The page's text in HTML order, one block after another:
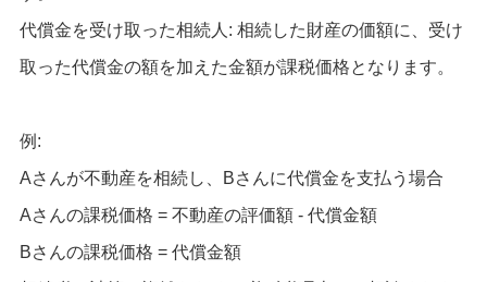
代償金を受け取った相続人: 相続した財産の価額に、受け
取った代償金の額を加えた金額が課税価格となります。
例:
Aさんが不動産を相続し、Bさんに代償金を支払う場合
Aさんの課税価格 = 不動産の評価額 - 代償金額
Bさんの課税価格 = 代償金額